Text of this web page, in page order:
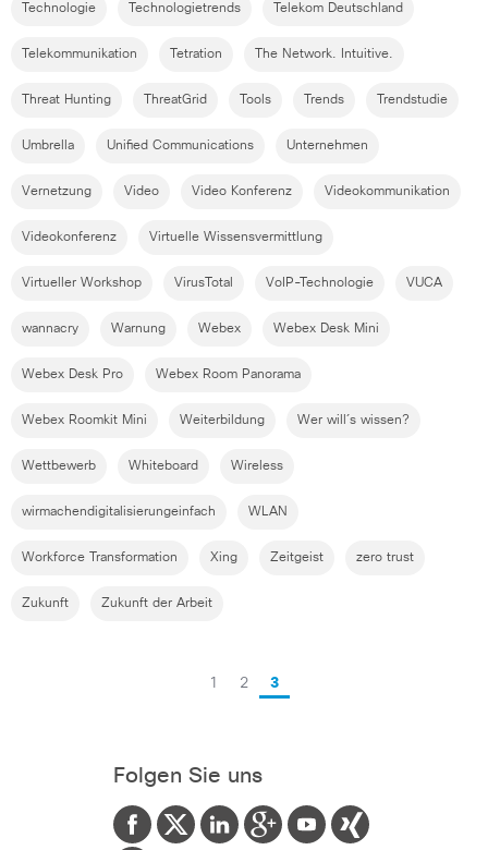
Technologie Technologietrends Telekom Deutschland
Telekommunikation Tetration The Network. Intuitive.
Threat Hunting ThreatGrid Tools Trends Trendstudie
Umbrella Unified Communications Unternehmen
Vernetzung Video Video Konferenz Videokommunikation
Videokonferenz Virtuelle Wissensvermittlung
Virtueller Workshop VirusTotal VoIP-Technologie VUCA
wannacry Warnung Webex Webex Desk Mini
Webex Desk Pro Webex Room Panorama
Webex Roomkit Mini Weiterbildung Wer will´s wissen?
Wettbewerb Whiteboard Wireless
wirmachendigitalisierungeinfach WLAN
Workforce Transformation Xing Zeitgeist zero trust
Zukunft Zukunft der Arbeit
1 2 3
Folgen Sie uns